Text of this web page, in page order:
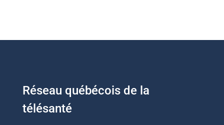
Réseau québécois de la
télésanté